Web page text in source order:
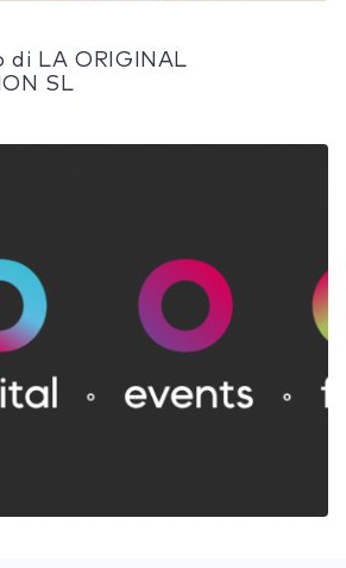
LA ORIGINAL
SL